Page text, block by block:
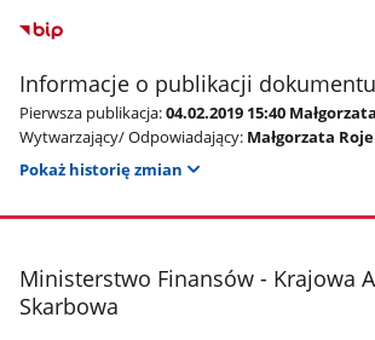
Informacje o publikacji dokumentu
Pierwsza publikacja:04.02.2019 15:40
Wytwarzający/ Odpowiadający: Małgorzata
Pokaż historię zmian
stopka
Ministerstwo Finansów - Krajowa
Skarbowa